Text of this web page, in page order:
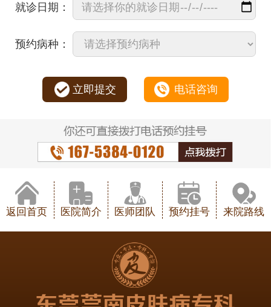
就诊日期：
预约病种：
立即提交 电话咨询
返回首页 医院简介 医师团队 预约挂号 来院路线